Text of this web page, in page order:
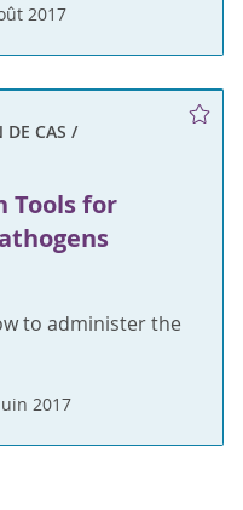
2017
DE CAS /
Tools for
to administer the
2017